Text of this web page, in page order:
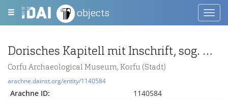
objects
Dorisches Kapitell mit Inschrift, sog. Xenvares-Kapitell
Corfu Archaeological Museum, Korfu (Stadt)
arachne.dainst.org/entity/1140584
Arachne ID:
1140584